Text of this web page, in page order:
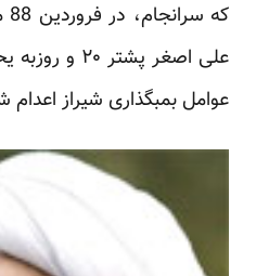
عوامل بمبگذاری شیراز اعدام